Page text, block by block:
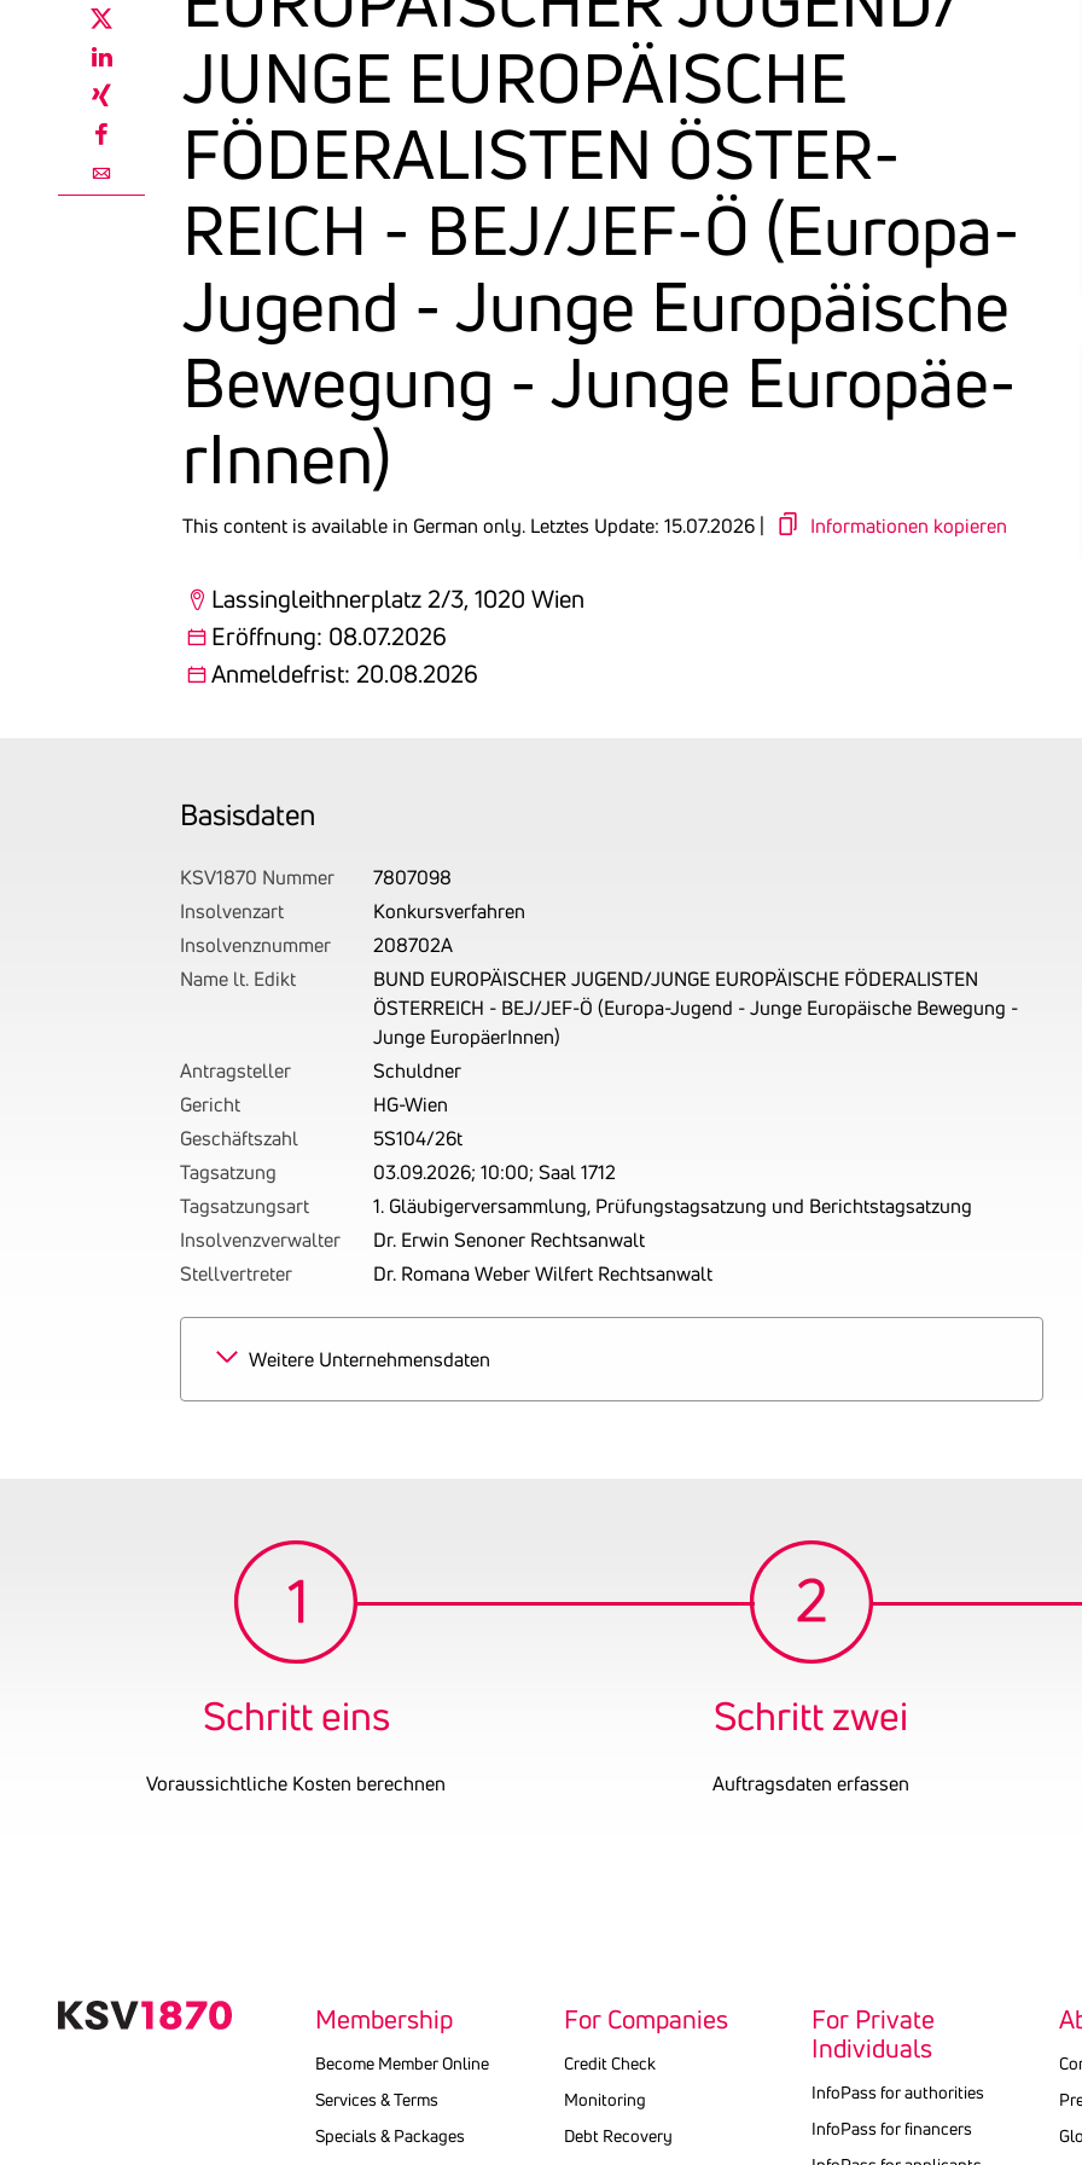
email
JUNGE EUROPÄISCHE
FÖDERA­LISTEN ÖSTER­
REICH - BEJ/​JEF-Ö (Europa-
Jugend - Junge Euro­päi­sche
Bewe­gung - Junge Euro­päe­
rInnen)
This content is available in German only. Letztes Update: 15.07.2026 | Informationen kopieren
Lassingleithnerplatz 2/3, 1020 Wien
Eröffnung: 08.07.2026
Anmeldefrist: 20.08.2026
Basis­daten
KSV1870 Nummer
7807098
Insolvenzart
Konkursverfahren
Insolvenznummer
208702A
Name lt. Edikt
BUND EUROPÄISCHER JUGEND/JUNGE EUROPÄISCHE FÖDERALISTEN
ÖSTERREICH - BEJ/JEF-Ö (Europa-Jugend - Junge Europäische Bewegung -
Junge EuropäerInnen)
Antragsteller
Schuldner
Gericht
HG-Wien
Geschäftszahl
5S104/26t
Tagsatzung
03.09.2026; 10:00; Saal 1712
Tagsatzungsart
1. Gläubigerversammlung, Prüfungstagsatzung und Berichtstagsatzung
Insolvenzverwalter
Dr. Erwin Senoner Rechtsanwalt
Stellvertreter
Dr. Romana Weber Wilfert Rechtsanwalt
Weitere Unternehmensdaten
Schritt eins
Voraussichtliche Kosten berechnen
Schritt zwei
Auftragsdaten erfassen
Membership
Become Member Online
Services & Terms
Specials & Packages
For Companies
Credit Check
Monitoring
Debt Recovery
For Private
Individuals
InfoPass for authorities
Info­Pass for finan­cers